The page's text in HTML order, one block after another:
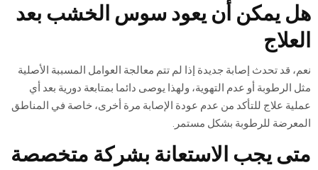
هل يمكن أن يعود سوس الخشب بعد
العلاج
نعم، قد تحدث إصابة جديدة إذا لم تتم معالجة العوامل المسببة الأصلية
مثل الرطوبة أو عدم التهوية، ولهذا يوصى دائما بمتابعة دورية بعد أي
عملية علاج للتأكد من عدم عودة الإصابة مرة أخرى، خاصة في المناطق
المعرضة للرطوبة بشكل مستمر.
متى يجب الاستعانة بشركة متخصصة